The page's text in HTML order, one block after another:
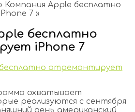
Компания Apple бесплатно
7 »
бесплатно
iPhone 7
охватывает
реализуются с сентября
день американский,